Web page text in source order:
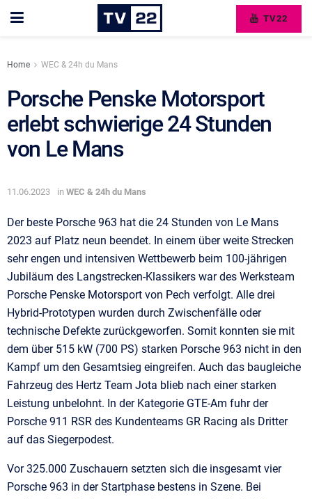
TV22
Home WEC & 24h du Mans
Porsche Penske Motorsport
erlebt schwierige 24 Stunden
von Le Mans
11.06.2023 in WEC & 24h du Mans
Der beste Porsche 963 hat die 24 Stunden von Le Mans
2023 auf Platz neun beendet. In einem über weite Strecken
sehr engen und intensiven Wettbewerb beim 100-jährigen
Jubiläum des Langstrecken-Klassikers war des Werksteam
Porsche Penske Motorsport von Pech verfolgt. Alle drei
Hybrid-Prototypen wurden durch Zwischenfälle oder
technische Defekte zurückgeworfen. Somit konnten sie mit
dem über 515 kW (700 PS) starken Porsche 963 nicht in den
Kampf um den Gesamtsieg eingreifen. Auch das baugleiche
Fahrzeug des Hertz Team Jota blieb nach einer starken
Leistung unbelohnt. In der Kategorie GTE-Am fuhr der
Porsche 911 RSR des Kundenteams GR Racing als Dritter
auf das Siegerpodest.
Vor 325.000 Zuschauern setzten sich die insgesamt vier
Porsche 963 in der Startphase bestens in Szene. Bei